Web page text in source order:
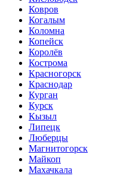
Ковров
Когалым
Коломна
Копейск
Королёв
Кострома
Красногорск
Краснодар
Курган
Курск
Кызыл
Липецк
Люберцы
Магнитогорск
Майкоп
Махачкала